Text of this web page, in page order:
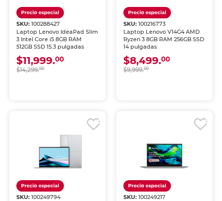
SKU:100288427
Laptop Lenovo IdeaPad Slim
3 Intel Core i5 8GB RAM
512GB SSD 15.3 pulgadas
$11,999.00
$14,299.00
SKU: 100216773
Laptop Lenovo V14G4 AMD
Ryzen 3 8GB RAM 256GB SSD
14 pulgadas
$8,499.00
$9,999.00
SKU:100249794
SKU: 100249217